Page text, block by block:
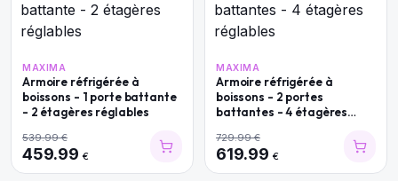
MAXIMA
Armoire réfrigérée à
boissons - 1 porte battante
- 2 étagères réglables
539.99€
459.99 €
MAXIMA
Armoire réfrigérée à
boissons - 2 portes
battantes - 4 étagères
729.99€
619.99 €